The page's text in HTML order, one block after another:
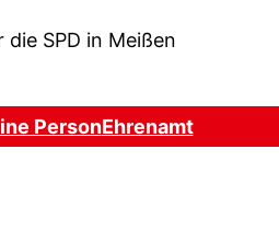
SPD in Meißen
PersonEhrenamt